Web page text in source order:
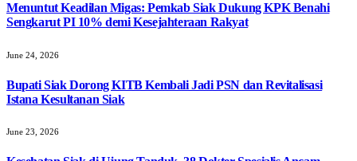
Menuntut Keadilan Migas: Pemkab Siak Dukung KPK Benahi
Sengkarut PI 10% demi Kesejahteraan Rakyat
June 24, 2026
Bupati Siak Dorong KITB Kembali Jadi PSN dan Revitalisasi
Istana Kesultanan Siak
June 23, 2026